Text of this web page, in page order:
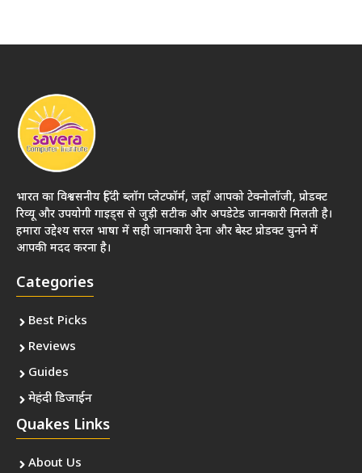
भारत का विश्वसनीय हिंदी ब्लॉग प्लेटफॉर्म, जहाँ आपको टेक्नोलॉजी, प्रोडक्ट
रिव्यू और उपयोगी गाइड्स से जुड़ी सटीक और अपडेटेड जानकारी मिलती है।
हमारा उद्देश्य सरल भाषा में सही जानकारी देना और बेस्ट प्रोडक्ट चुनने में
आपकी मदद करना है।
Categories
Best Picks
Reviews
Guides
मेहंदी डिजाईन
Quakes Links
About Us